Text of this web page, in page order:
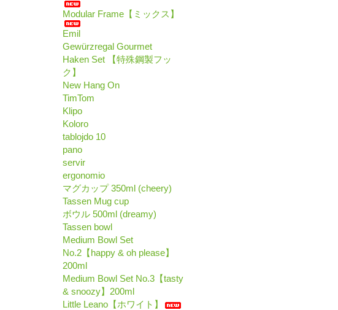
Modular Frame【ミックス】
Emil
Gewürzregal Gourmet
Haken Set 【特殊鋼製フッ
ク】
New Hang On
TimTom
Klipo
Koloro
tablojdo 10
pano
servir
ergonomio
マグカップ 350ml (cheery)
Tassen Mug cup
ボウル 500ml (dreamy)
Tassen bowl
Medium Bowl Set
No.2【happy & oh please】
200ml
Medium Bowl Set No.3【tasty
& snoozy】200ml
Little Leano【ホワイト】